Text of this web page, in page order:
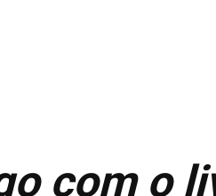
com o